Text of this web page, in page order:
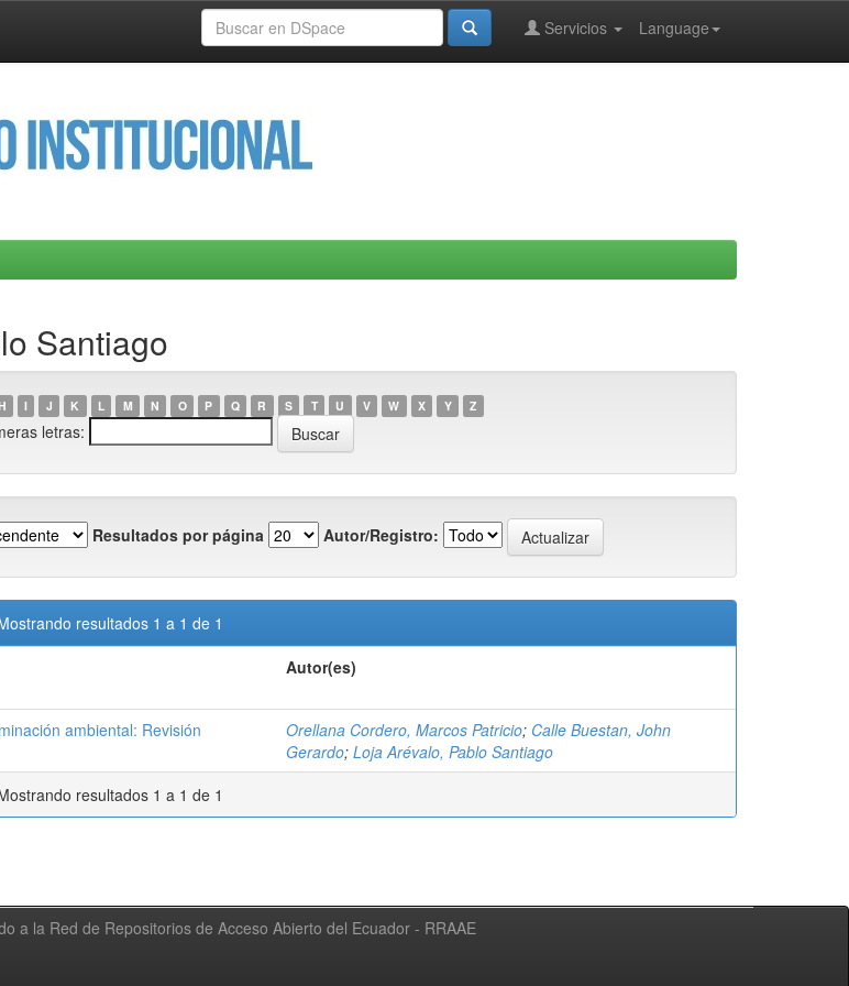
Language
Servicios
Santiago
I J K L M N O P Q R S T U V W X Y Z
letras:
Resultados por página Autor/Registro:
resultados 1 a 1 de 1
Autor(es)
ambiental: Revisión
Orellana Cordero, Marcos Patricio; Calle Buestan, John
Gerardo; Loja Arévalo, Pablo Santiago
resultados 1 a 1 de 1
a la Red de Repositorios de Acceso Abierto del Ecuador - RRAAE